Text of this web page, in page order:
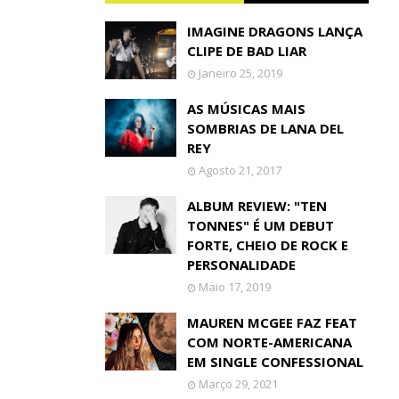
IMAGINE DRAGONS LANÇA
CLIPE DE BAD LIAR
Janeiro 25, 2019
AS MÚSICAS MAIS
SOMBRIAS DE LANA DEL
REY
Agosto 21, 2017
ALBUM REVIEW: "TEN
TONNES" É UM DEBUT
FORTE, CHEIO DE ROCK E
PERSONALIDADE
Maio 17, 2019
MAUREN MCGEE FAZ FEAT
COM NORTE-AMERICANA
EM SINGLE CONFESSIONAL
Março 29, 2021